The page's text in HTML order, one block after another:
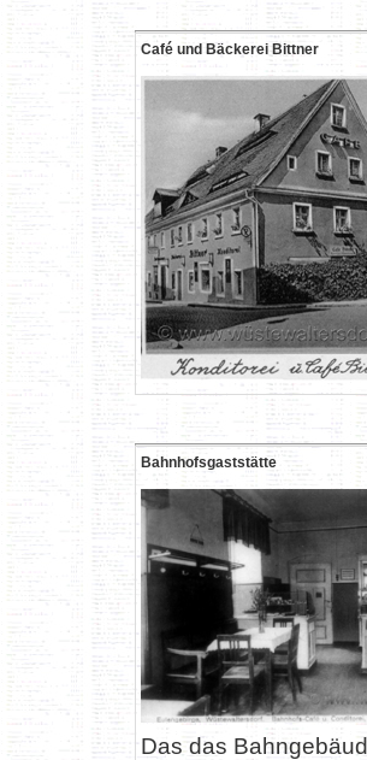
Café und Bäckerei Bittner
Bahnhofsgaststätte
Das das